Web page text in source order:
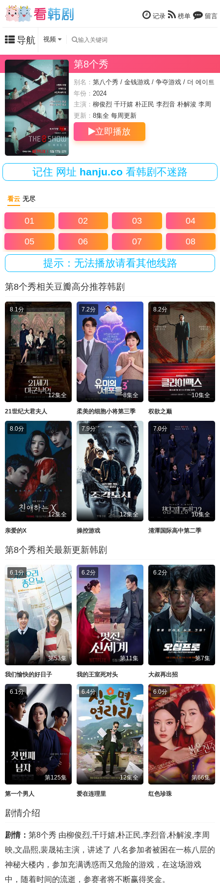
记录 榜单 留言
导航 视频
第8个秀
别名： 第八个秀 / 金钱游戏 / 争夺游戏 / 더 에이트
쇼 / 머니게임 / Money Game / 8号秘事
年份： 2024
主演： 柳俊烈 千玗嬉 朴正民 李烈音 朴解浚 李周
映 文晶熙 裴晟祐
更新： 8集全 每周更新
立即播放
记住 网址 hanju.co 看韩剧不迷路
看云 无尽
01 02 03 04
05 06 07 08
提示：无法播放请看其他线路
第8个秀相关豆瓣高分推荐韩剧
8.1分
12集全
21世纪大君夫人
7.2分
8集全
柔美的细胞小将第三季
8.2分
10集全
权欲之巅
8.0分
12集全
亲爱的X
7.9分
12集全
操控游戏
7.0分
10集全
清潭国际高中第二季
第8个秀相关最新更新韩剧
6.1分
第53集
我们愉快的好日子
6.2分
第11集
我的王室死对头
6.2分
第7集
大叔再出招
6.1分
第125集
第一个男人
6.4分
12集全
爱在连理里
6.0分
第66集
红色珍珠
剧情介绍
剧情： 第8个秀 由柳俊烈,千玗嬉,朴正民,李烈音,朴解浚,李周
映,文晶熙,裴晟祐主演，讲述了 八名参加者被困在一栋八层的
神秘大楼内，参加充满诱惑而又危险的游戏，在这场游戏
中，随着时间的流逝，参赛者将不断赢得奖金。